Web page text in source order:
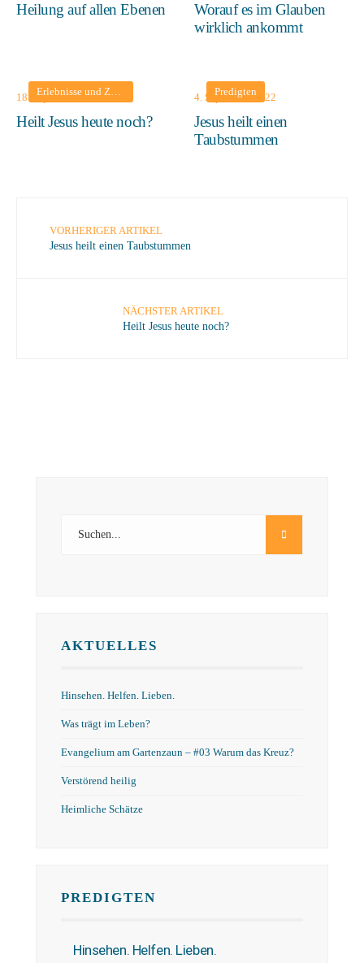
Heilung auf allen Ebenen
Worauf es im Glauben
wirklich ankommt
Erlebnisse und Zeugnisse Predigten
18. September 2022
Heilt Jesus heute noch?
Predigten
4. September 2022
Jesus heilt einen
Taubstummen
VORHERIGER ARTIKEL
Jesus heilt einen Taubstummen
NÄCHSTER ARTIKEL
Heilt Jesus heute noch?
AKTUELLES
Hinsehen. Helfen. Lieben.
Was trägt im Leben?
Evangelium am Gartenzaun – #03 Warum das Kreuz?
Verstörend heilig
Heimliche Schätze
PREDIGTEN
Hinsehen. Helfen. Lieben.